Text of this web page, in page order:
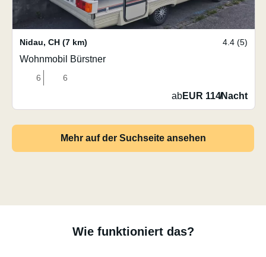
Nidau, CH (7 km) 4.4 (5)
Wohnmobil Bürstner
6 6
abEUR 114/Nacht
Mehr auf der Suchseite ansehen
Wie funktioniert das?